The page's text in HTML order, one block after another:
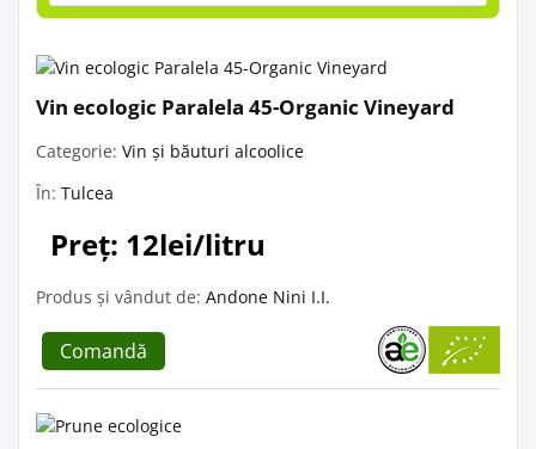
Vin ecologic Paralela 45-Organic Vineyard
Categorie: Vin și băuturi alcoolice
În: Tulcea
Preț: 12lei/litru
Produs și vândut de: Andone Nini I.I.
Comandă